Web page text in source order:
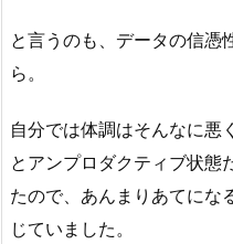
と言うのも、データの信憑
ら。
自分では体調はそんなに悪
とアンプロダクティブ状態
たので、あんまりあてにな
じていました。